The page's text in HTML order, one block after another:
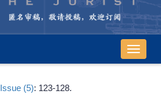
导
航
Issue (5): 123-128.